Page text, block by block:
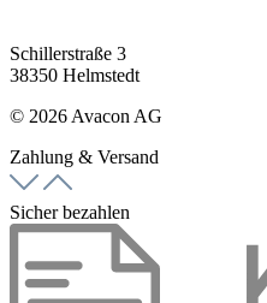
Schillerstraße 3
38350 Helmstedt
© 2026 Avacon AG
Zahlung & Versand
Sicher bezahlen